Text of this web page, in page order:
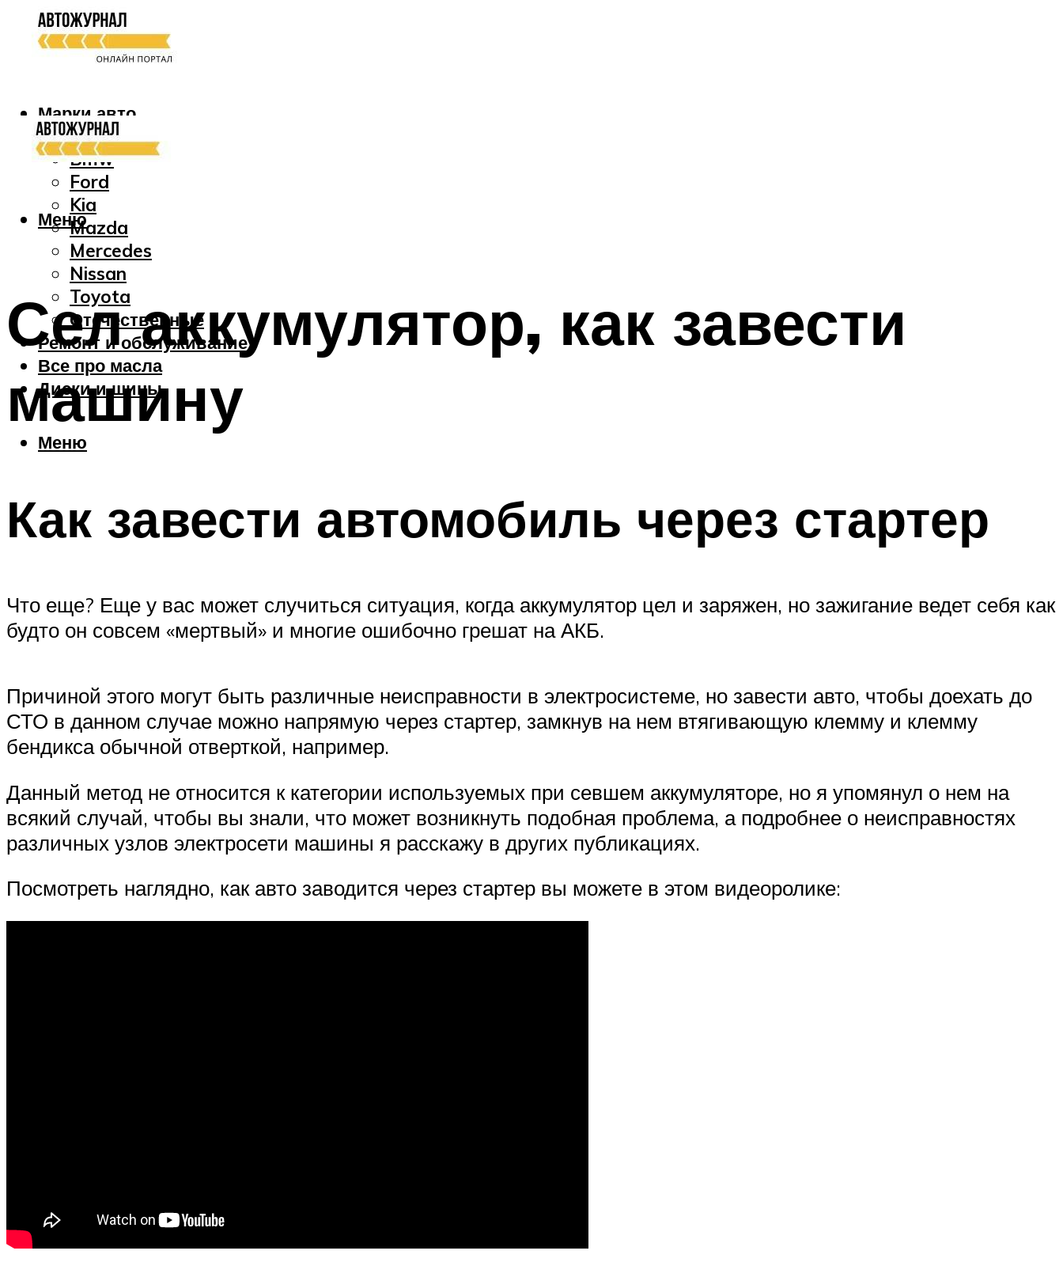
Марки авто
Audi
Bmw
Ford
Kia
Mazda
Mercedes
Nissan
Toyota
Отечественные
Ремонт и обслуживание
Все про масла
Диски и шины
Меню
Меню
Сел аккумулятор, как завести
машину
Как завести автомобиль через стартер
Что еще? Еще у вас может случиться ситуация, когда аккумулятор цел и заряжен, но зажигание ведет себя как
будто он совсем «мертвый» и многие ошибочно грешат на АКБ.
Причиной этого могут быть различные неисправности в электросистеме, но завести авто, чтобы доехать до
СТО в данном случае можно напрямую через стартер, замкнув на нем втягивающую клемму и клемму
бендикса обычной отверткой, например.
Данный метод не относится к категории используемых при севшем аккумуляторе, но я упомянул о нем на
всякий случай, чтобы вы знали, что может возникнуть подобная проблема, а подробнее о неисправностях
различных узлов электросети машины я расскажу в других публикациях.
Посмотреть наглядно, как авто заводится через стартер вы можете в этом видеоролике: